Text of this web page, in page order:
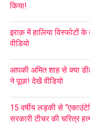
किया!
इराक़ में हालिया विस्फोटों
वीडियो
आपकी अमित शाह से क्या
ने पूछा! देखें वीडियो
15 वर्षीय लड़की से
सरकारी टीचर की चरित्र